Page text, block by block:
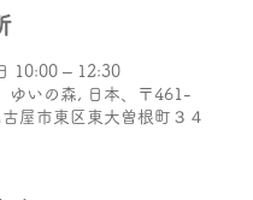
10:00 – 12:30
いの森, 日本、〒461-
屋市東区東大曽根町３４